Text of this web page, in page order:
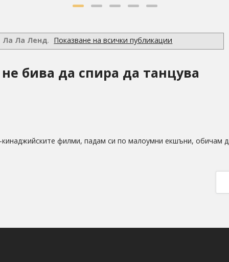
Ла Ла Ленд. Показване на всички публикации
бива да спира да танцува
филми, падам си по малоумни екшъни, обичам